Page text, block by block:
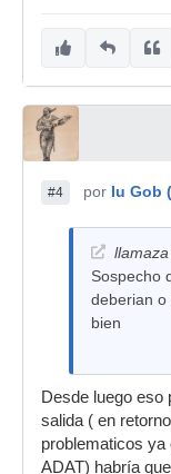
#4 por Iu Gob
Sospecho
deberian o
bien
Desde luego eso
salida ( en
problematicos ya
ADAT) habría